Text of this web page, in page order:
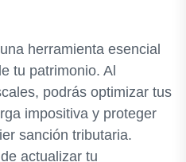
herramienta esencial
tu patrimonio. Al
podrás optimizar tus
impositiva y proteger
sanción tributaria.
actualizar tu